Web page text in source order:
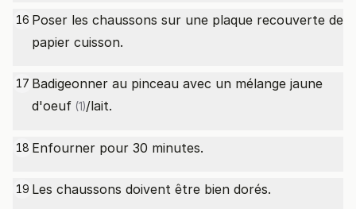
16 Poser les chaussons sur une plaque recouverte de
papier cuisson.
17 Badigeonner au pinceau avec un mélange jaune
d'oeuf (1)/lait.
18 Enfourner pour 30 minutes.
19 Les chaussons doivent être bien dorés.